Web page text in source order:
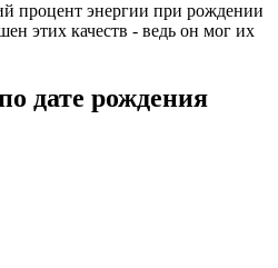
процент энергии при рождении
этих качеств - ведь он мог их
дате рождения